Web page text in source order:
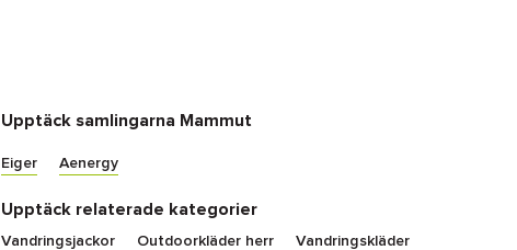
Upptäck samlingarna Mammut
Eiger Aenergy
Upptäck relaterade kategorier
Vandringsjackor Outdoorkläder herr Vandringskläder